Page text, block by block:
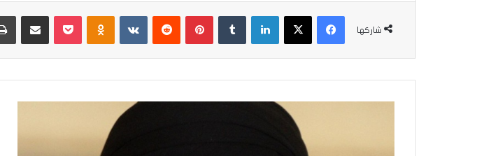
شاركها
فيسبوك
‫X لينكدإن بينتيريست Odnoklassniki
‫Pocketمشاركة عبر البريد